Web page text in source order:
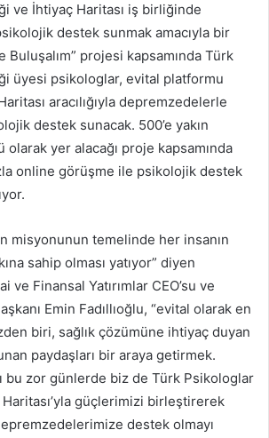
ve İhtiyaç Haritası iş birliğinde
destek sunmak amacıyla bir
Buluşalım” projesi kapsamında Türk
üyesi psikologlar, evital platformu
aracılığıyla depremzedelerle
destek sunacak. 500’e yakın
yer alacağı proje kapsamında
online görüşme ile psikolojik destek
misyonunun temelinde her insanın
sahip olması yatıyor” diyen
ve Finansal Yatırımlar CEO’su ve
Emin Fadıllıoğlu, “evital olarak en
biri, sağlık çözümüne ihtiyaç duyan
paydaşları bir araya getirmek.
bu zor günlerde biz de Türk Psikologlar
güçlerimizi birleştirerek
destek olmayı